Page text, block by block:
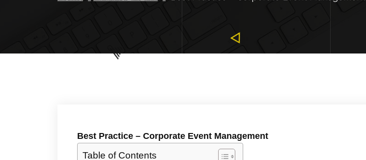
Best Practice – Corporate Event Management
Table of Contents